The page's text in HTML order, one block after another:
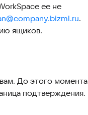
ее не
.
ящиков.
До этого момента
подтверждения.